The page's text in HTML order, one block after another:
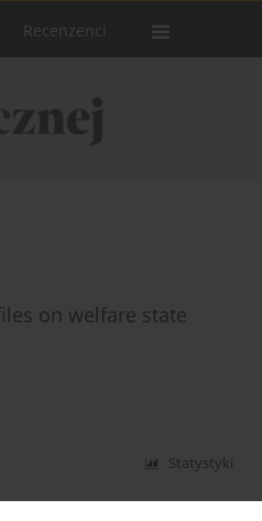
Recenzenci
on welfare state
Statystyki